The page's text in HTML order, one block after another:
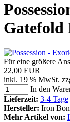
Gatefold
Für eine größere
22,00 EUR
inkl. 19 % MwSt.
In den
Lieferzeit: 3-4 Tage
Hersteller: Iron
Mehr Artikel von: